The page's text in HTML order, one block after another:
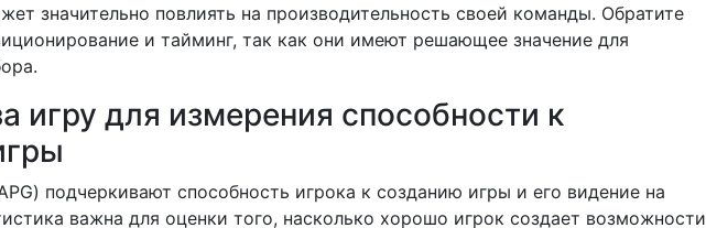
значительно повлиять на производительность своей команды. Обратите
и тайминг, так как они имеют решающее значение для
игру для измерения способности к
подчеркивают способность игрока к созданию игры и его видение на
важна для оценки того, насколько хорошо игрок создает возможности